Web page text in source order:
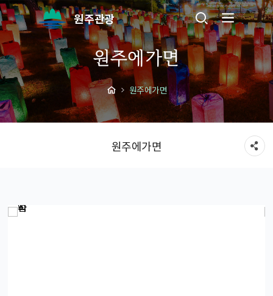
원주관광
원주에가면
원주에가면
원주에가면